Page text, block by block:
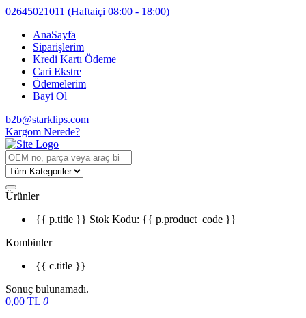
02645021011 (Haftaiçi 08:00 - 18:00)
AnaSayfa
Siparişlerim
Kredi Kartı Ödeme
Cari Ekstre
Ödemelerim
Bayi Ol
b2b@starklips.com
Kargom Nerede?
Ürünler
{{ p.title }} Stok Kodu: {{ p.product_code }}
Kombinler
{{ c.title }}
Sonuç bulunamadı.
0,00 TL 0